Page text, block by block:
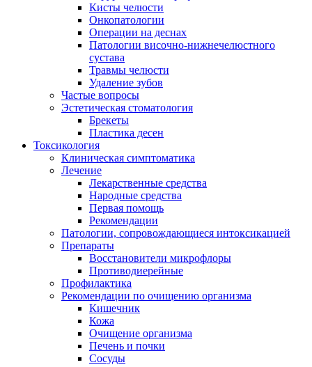
Кисты челюсти
Онкопатологии
Операции на деснах
Патологии височно-нижнечелюстного
сустава
Травмы челюсти
Удаление зубов
Частые вопросы
Эстетическая стоматология
Брекеты
Пластика десен
Токсикология
Клиническая симптоматика
Лечение
Лекарственные средства
Народные средства
Первая помощь
Рекомендации
Патологии, сопровождающиеся интоксикацией
Препараты
Восстановители микрофлоры
Противодиерейные
Профилактика
Рекомендации по очищению организма
Кишечник
Кожа
Очищение организма
Печень и почки
Сосуды